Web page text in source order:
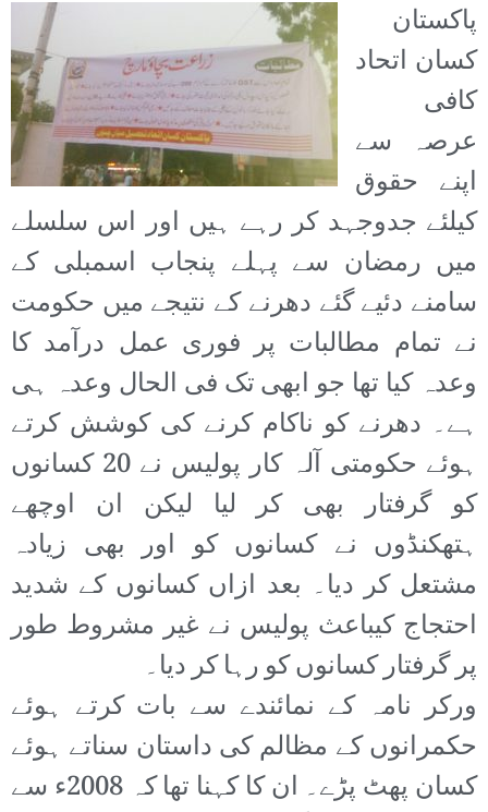
پاکستان
کسان اتحاد
کافی
عرصہ سے
اپنے حقوق
کیلئے جدوجہد کر رہے ہیں اور اس سلسلے
میں رمضان سے پہلے پنجاب اسمبلی کے
سامنے دئیے گئے دھرنے کے نتیجے میں حکومت
نے تمام مطالبات پر فوری عمل درآمد کا
وعدہ کیا تھا جو ابھی تک فی الحال وعدہ ہی
ہے۔ دھرنے کو ناکام کرنے کی کوشش کرتے
ہوئے حکومتی آلہ کار پولیس نے 20 کسانوں
کو گرفتار بھی کر لیا لیکن ان اوچھے
ہتھکنڈوں نے کسانوں کو اور بھی زیادہ
مشتعل کر دیا۔ بعد ازاں کسانوں کے شدید
احتجاج کیباعث پولیس نے غیر مشروط طور
پر گرفتار کسانوں کو رہا کر دیا۔
ورکر نامہ کے نمائندے سے بات کرتے ہوئے
حکمرانوں کے مظالم کی داستان سناتے ہوئے
کسان پھٹ پڑے۔ ان کا کہنا تھا کہ 2008ء سے